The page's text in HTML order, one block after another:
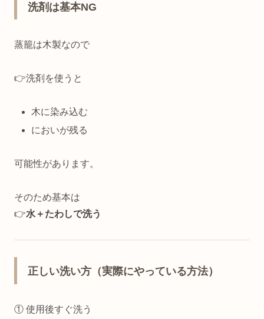
洗剤は基本NG
蒸籠は木製なので
👉洗剤を使うと
木に染み込む
においが残る
可能性があります。
そのため基本は
👉水＋たわしで洗う
正しい洗い方（実際にやっている方法）
① 使用後すぐ洗う